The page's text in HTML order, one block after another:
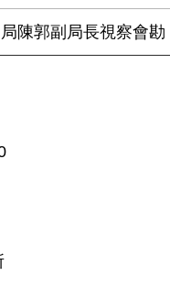
陳郭副局長視察會勘